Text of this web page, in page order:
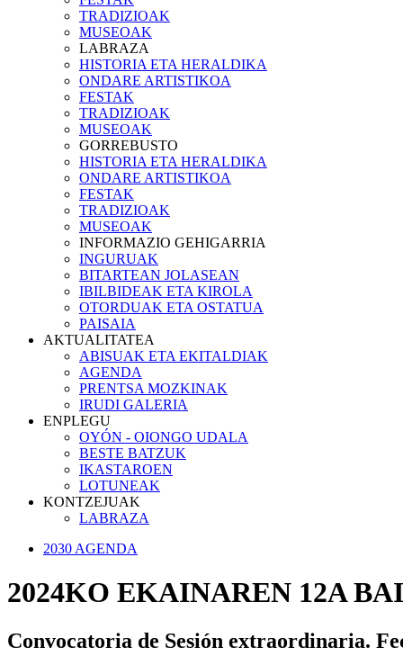
TRADIZIOAK
MUSEOAK
LABRAZA
HISTORIA ETA HERALDIKA
ONDARE ARTISTIKOA
FESTAK
TRADIZIOAK
MUSEOAK
GORREBUSTO
HISTORIA ETA HERALDIKA
ONDARE ARTISTIKOA
FESTAK
TRADIZIOAK
MUSEOAK
INFORMAZIO GEHIGARRIA
INGURUAK
BITARTEAN JOLASEAN
IBILBIDEAK ETA KIROLA
OTORDUAK ETA OSTATUA
PAISAIA
AKTUALITATEA
ABISUAK ETA EKITALDIAK
AGENDA
PRENTSA MOZKINAK
IRUDI GALERIA
ENPLEGU
OYÓN - OIONGO UDALA
BESTE BATZUK
IKASTAROEN
LOTUNEAK
KONTZEJUAK
LABRAZA
2030 AGENDA
2024KO EKAINAREN 12A
Convocatoria de Sesión extraordinaria.